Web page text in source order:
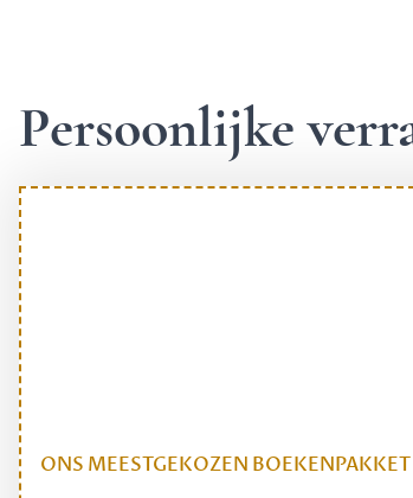
Persoonlijke
ONS MEESTGEKOZEN BOEKENPAKKET